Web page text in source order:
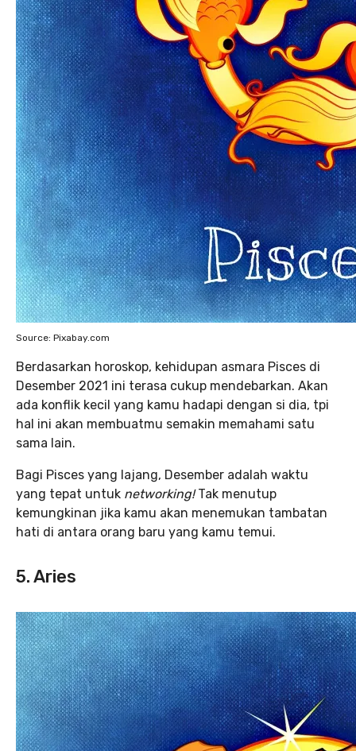
Source: Pixabay.com
Berdasarkan horoskop, kehidupan asmara Pisces di
Desember 2021 ini terasa cukup mendebarkan. Akan
ada konflik kecil yang kamu hadapi dengan si dia, tpi
hal ini akan membuatmu semakin memahami satu
sama lain.
Bagi Pisces yang lajang, Desember adalah waktu
yang tepat untuk networking!Tak menutup
kemungkinan jika kamu akan menemukan tambatan
hati di antara orang baru yang kamu temui.
5. Aries